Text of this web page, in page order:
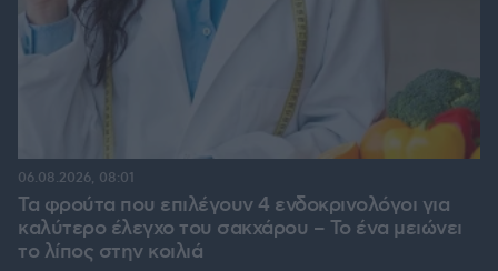
Τα φρούτα που επιλέγουν 4 ενδοκρινολόγοι για
καλύτερο έλεγχο του σακχάρου – Το ένα μειώνει
το λίπος στην κοιλιά
06.08.2026, 08:01